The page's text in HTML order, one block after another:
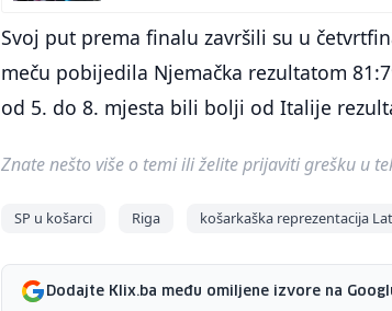
Svoj put prema finalu završili su u
meču pobijedila Njemačka rezultatom
od 5. do 8. mjesta bili bolji od Italije
Znate nešto više o temi ili želite prijaviti grešku u
SP u košarci Riga košarkaška reprezentacija
Dodajte Klix.ba među omiljene izvore na